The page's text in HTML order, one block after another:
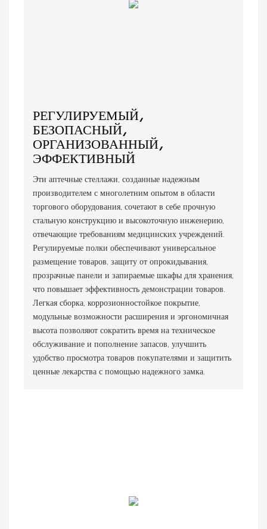
РЕГУЛИРУЕМЫЙ,
БЕЗОПАСНЫЙ,
ОРГАНИЗОВАННЫЙ,
ЭФФЕКТИВНЫЙ
Эти аптечные стеллажи, созданные надежным
производителем с многолетним опытом в области
торгового оборудования, сочетают в себе прочную
стальную конструкцию и высокоточную инженерию,
отвечающие требованиям медицинских учреждений.
Регулируемые полки обеспечивают универсальное
размещение товаров, защиту от опрокидывания,
прозрачные панели и запираемые шкафы для хранения,
что повышает эффективность демонстрации товаров.
Легкая сборка, коррозионностойкое покрытие,
модульные возможности расширения и эргономичная
высота позволяют сократить время на техническое
обслуживание и пополнение запасов, улучшить
удобство просмотра товаров покупателями и защитить
ценные лекарства с помощью надежного замка.